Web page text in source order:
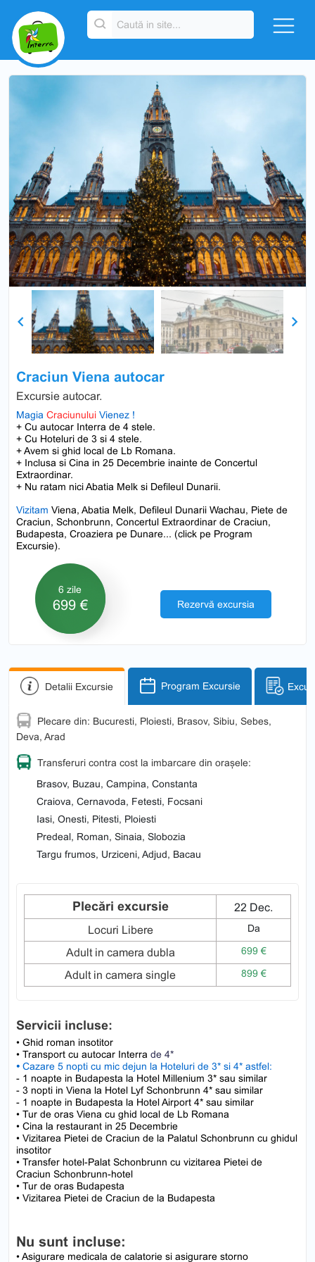
Craciun Viena autocar
Excursie autocar.
Magia Craciunului Vienez !
+ Cu autocar Interra de 4 stele.
+ Cu Hoteluri de 3 si 4 stele.
+ Avem si ghid local de Lb Romana.
+ Inclusa si Cina in 25 Decembrie inainte de Concertul
Extraordinar.
+ Nu ratam nici Abatia Melk si Defileul Dunarii.
Vizitam Viena, Abatia Melk, Defileul Dunarii Wachau, Piete de
Craciun, Schonbrunn, Concertul Extraordinar de Craciun,
Budapesta, Croaziera pe Dunare... (click pe Program
Excursie).
6 zile
699 € Rezervă excursia
Previous Next
Detalii Excursie Program Excursie
Plecare din: Bucuresti, Ploiesti, Brasov, Sibiu, Sebes,
Deva, Arad
Transferuri contra cost la imbarcare din orașele:
Brasov, Buzau, Campina, Constanta
Craiova, Cernavoda, Fetesti, Focsani
Iasi, Onesti, Pitesti, Ploiesti
Predeal, Roman, Sinaia, Slobozia
Targu frumos, Urziceni, Adjud, Bacau
Plecări excursie
22 Dec.
Locuri Libere
Da
Adult in camera dubla 699 €
Adult in camera single 899 €
Servicii incluse:
• Ghid roman insotitor
• Transport cu autocar Interra de 4*
• Cazare 5 nopti cu mic dejun la Hoteluri de 3* si 4* astfel:
- 1 noapte in Budapesta la Hotel Millenium 3* sau similar
- 3 nopti in Viena la Hotel Lyf Schonbrunn 4* sau similar
- 1 noapte in Budapesta la Hotel Airport 4* sau similar
• Tur de oras Viena cu ghid local de Lb Romana
• Cina la restaurant in 25 Decembrie
• Vizitarea Pietei de Craciun de la Palatul Schonbrunn cu ghidul
insotitor
• Transfer hotel-Palat Schonbrunn cu vizitarea Pietei de
Craciun Schonbrunn-hotel
• Tur de oras Budapesta
• Vizitarea Pietei de Craciun de la Budapesta
Nu sunt incluse:
• Asigurare medicala de calatorie si asigurare storno